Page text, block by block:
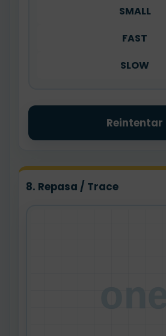
SMALL
FAST
SLOW
Reintentar
8. Repasa / Trace